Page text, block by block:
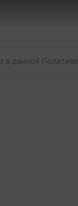
в данной Политике.